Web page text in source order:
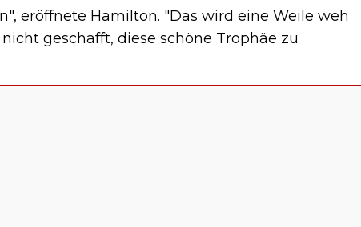
eröffnete Hamilton. "Das wird eine Weile weh
geschafft, diese schöne Trophäe zu